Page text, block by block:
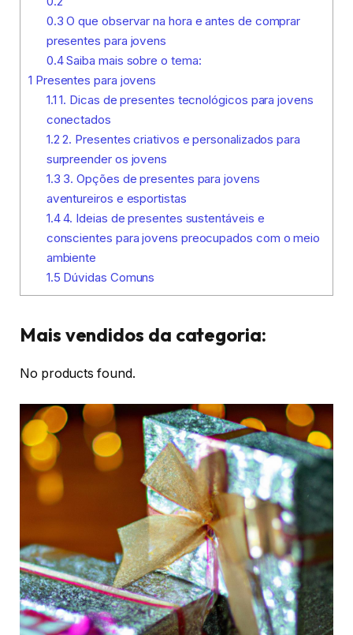
0.3 O que observar na hora e antes de comprar
presentes para jovens
0.4Saiba mais sobre o tema:
1 Presentes para jovens
1.1 1. Dicas de presentes tecnológicos para jovens
conectados
1.2 2. Presentes criativos e personalizados para
surpreender os jovens
1.3 3. Opções de presentes para jovens
aventureiros e esportistas
1.44. Ideias de presentes sustentáveis e
conscientes para jovens preocupados com o meio
ambiente
1.5 Dúvidas Comuns
Mais vendidos da categoria:
No products found.